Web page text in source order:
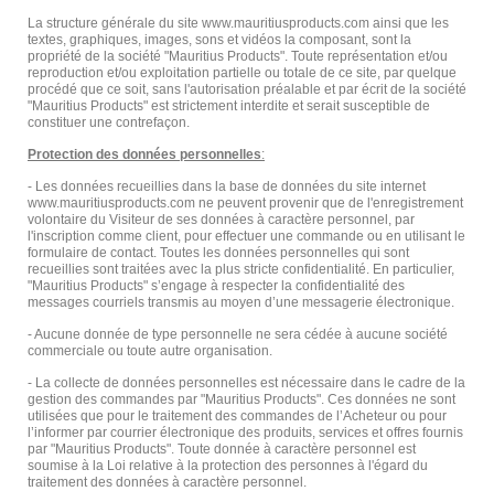
La structure générale du site www.mauritiusproducts.com ainsi que les
textes, graphiques, images, sons et vidéos la composant, sont la
propriété de la société "Mauritius Products". Toute représentation et/ou
reproduction et/ou exploitation partielle ou totale de ce site, par quelque
procédé que ce soit, sans l'autorisation préalable et par écrit de la société
"Mauritius Products" est strictement interdite et serait susceptible de
constituer une contrefaçon.
Protection des données personnelles:
- Les données recueillies dans la base de données du site internet
www.mauritiusproducts.com ne peuvent provenir que de l'enregistrement
volontaire du Visiteur de ses données à caractère personnel, par
l'inscription comme client, pour effectuer une commande ou en utilisant le
formulaire de contact. Toutes les données personnelles qui sont
recueillies sont traitées avec la plus stricte confidentialité. En particulier,
"Mauritius Products" s’engage à respecter la confidentialité des
messages courriels transmis au moyen d’une messagerie électronique.
- Aucune donnée de type personnelle ne sera cédée à aucune société
commerciale ou toute autre organisation.
- La collecte de données personnelles est nécessaire dans le cadre de la
gestion des commandes par "Mauritius Products". Ces données ne sont
utilisées que pour le traitement des commandes de l’Acheteur ou pour
l’informer par courrier électronique des produits, services et offres fournis
par "Mauritius Products". Toute donnée à caractère personnel est
soumise à la Loi relative à la protection des personnes à l'égard du
traitement des données à caractère personnel.